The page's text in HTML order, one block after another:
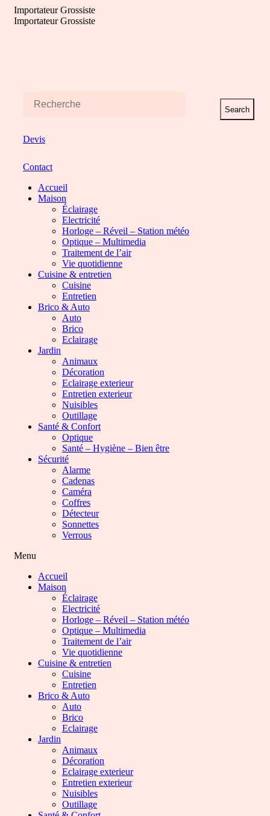
Aller
Importateur Grossiste
Importateur Grossiste
Search
Devis
Contact
Accueil
Maison
Éclairage
Electricité
Horloge – Réveil – Station météo
Optique – Multimedia
Traitement de l’air
Vie quotidienne
Cuisine & entretien
Cuisine
Entretien
Brico & Auto
Auto
Brico
Eclairage
Jardin
Animaux
Décoration
Eclairage exterieur
Entretien exterieur
Nuisibles
Outillage
Santé & Confort
Optique
Santé – Hygiène – Bien être
Sécurité
Alarme
Cadenas
Caméra
Coffres
Détecteur
Sonnettes
Verrous
Menu
Accueil
Maison
Éclairage
Electricité
Horloge – Réveil – Station météo
Optique – Multimedia
Traitement de l’air
Vie quotidienne
Cuisine & entretien
Cuisine
Entretien
Brico & Auto
Auto
Brico
Eclairage
Jardin
Animaux
Décoration
Eclairage exterieur
Entretien exterieur
Nuisibles
Outillage